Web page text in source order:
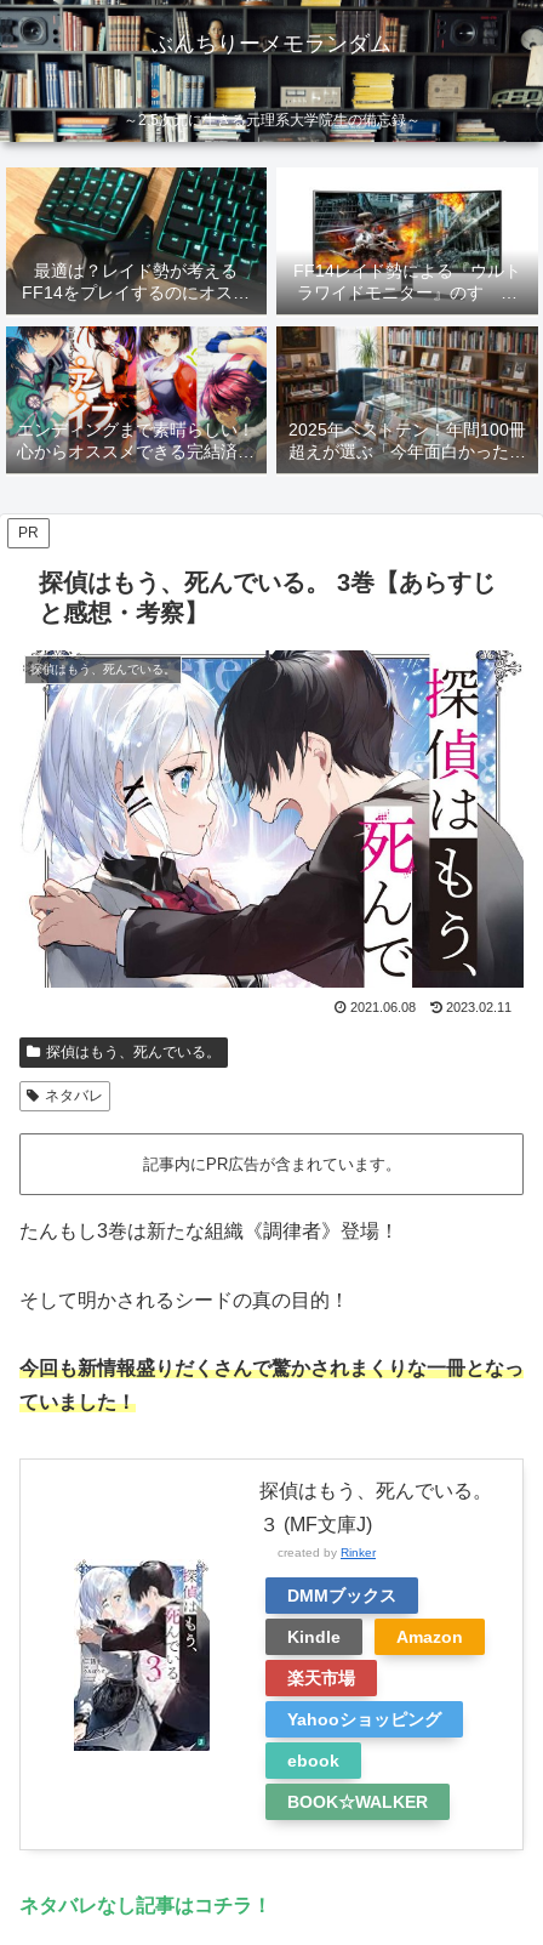
ぶんちりーメモランダム
～2.5次元に生きる元理系大学院生の備忘録～
最適は？レイド勢が考える
FF14をプレイするのにオスス
メなデバイス【2026年更新】
FF14レイド勢による『ウルト
ラワイドモニター』のすゝめ
【2026年更新】
エンディングまで素晴らしい！
心からオススメできる完結済み
ラノベ
2025年ベストテン！年間100冊
超えが選ぶ「今年面白かった本
10選」！
PR
探偵はもう、死んでいる。 3巻【あらすじ
と感想・考察】
探偵はもう、死んでいる。
2021.06.08 2023.02.11
探偵はもう、死んでいる。
ネタバレ
記事内にPR広告が含まれています。
たんもし3巻は新たな組織《調律者》登場！
そして明かされるシードの真の目的！
今回も新情報盛りだくさんで驚かされまくりな一冊となっ
ていました！
探偵はもう、死んでいる。
３ (MF文庫J)
created by Rinker
DMMブックス
Kindle Amazon
楽天市場
Yahooショッピング
ebook
BOOK☆WALKER
ネタバレなし記事はコチラ！